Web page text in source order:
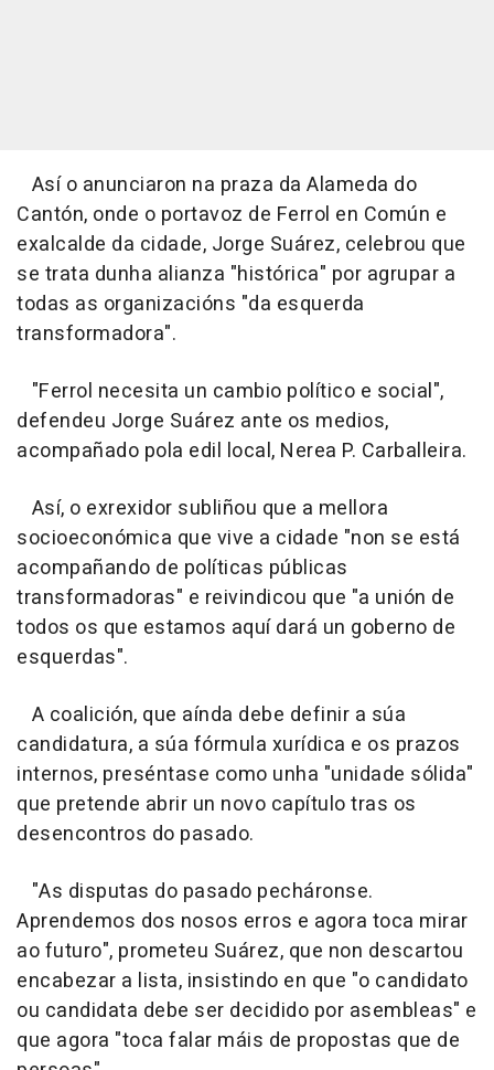
Así o anunciaron na praza da Alameda do
Cantón, onde o portavoz de Ferrol en Común e
exalcalde da cidade, Jorge Suárez, celebrou que
se trata dunha alianza "histórica" por agrupar a
todas as organizacións "da esquerda
transformadora".
"Ferrol necesita un cambio político e social",
defendeu Jorge Suárez ante os medios,
acompañado pola edil local, Nerea P. Carballeira.
Así, o exrexidor subliñou que a mellora
socioeconómica que vive a cidade "non se está
acompañando de políticas públicas
transformadoras" e reivindicou que "a unión de
todos os que estamos aquí dará un goberno de
esquerdas".
A coalición, que aínda debe definir a súa
candidatura, a súa fórmula xurídica e os prazos
internos, preséntase como unha "unidade sólida"
que pretende abrir un novo capítulo tras os
desencontros do pasado.
"As disputas do pasado pecháronse.
Aprendemos dos nosos erros e agora toca mirar
ao futuro", prometeu Suárez, que non descartou
encabezar a lista, insistindo en que "o candidato
ou candidata debe ser decidido por asembleas" e
que agora "toca falar máis de propostas que de